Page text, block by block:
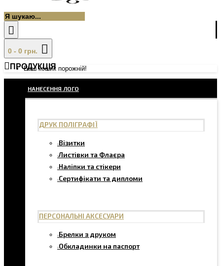
0 - 0 грн.
Ваш кошик порожній!
ПРОДУКЦІЯ
НАНЕСЕННЯ ЛОГО
ДРУК ПОЛІГРАФІЇ
Візитки
Листівки та Флаєра
Наліпки та стікери
Сертифікати та дипломи
ПЕРСОНАЛЬНІ АКСЕСУАРИ
Брелки з друком
Обкладинки на паспорт